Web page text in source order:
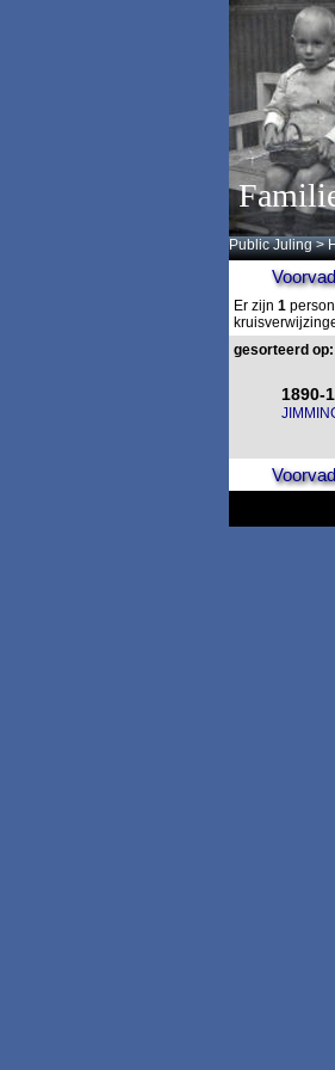
Public Juling >
Er zijn 1
gesorteerd op:
1890-